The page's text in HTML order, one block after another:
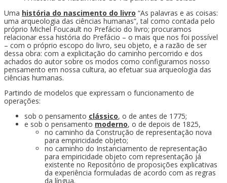
Uma história do nascimento do livro “As palavras e as coisas:
uma arqueologia das ciências humanas”, tal como contada pelo
próprio Michel Foucault no Prefácio do livro; procuramos
relacionar essa história do Prefácio – o mais que nos foi possível
– com o próprio escopo do livro, seu objeto, e a razão de ser
dessa obra: com a explicitação do caminho percorrido e dos
achados do autor sobre os modos como configuramos nosso
pensamento em nossa cultura, ao efetuar sua arqueologia das
ciências humanas.
Partindo de modelos que expressam o funcionamento de
operações:
sob o pensamento clássico, o de antes de 1775;
e sob o pensamento moderno, o de depois de 1825,
no caminho da Construção de representação nova
para empiricidade objeto;
no caminho do Instanciamento de representação
para empiricidade objeto com representação já
existente no Repositório de proposições explicativas
da experiência formuladas de acordo com as regras
da língua.